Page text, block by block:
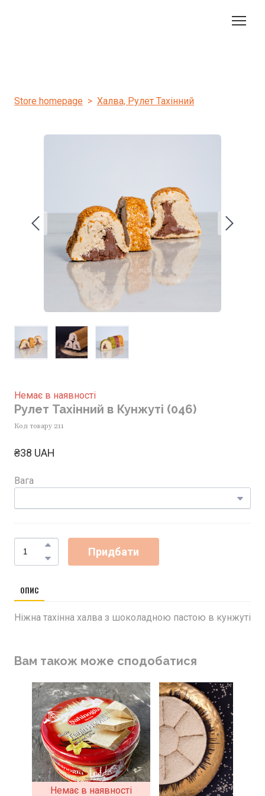
Store homepage Халва, Рулет Тахінний
Немає в наявності
Рулет Тахінний в Кунжуті (046)
Код товару 211
₴38 UAH
Вага
Придбати
ОПИС
Ніжна тахінна халва з шоколадною пастою в кунжуті
Вам також може сподобатися
Немає в наявності